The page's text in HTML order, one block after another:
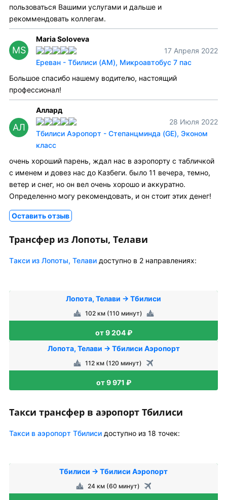
пользоваться Вашими услугами и дальше и
рекоммендовать коллегам.
MS
Maria Soloveva
17 Апреля 2022
Ереван - Тбилиси (AM), Микроавтобус 7 пас
Большое спасибо нашему водителю, настоящий
профессионал!
АЛ
Аллард
28 Июля 2022
Тбилиси Аэропорт - Степанцминда (GE), Эконом
класс
очень хороший парень, ждал нас в аэропорту с табличкой
с именем и довез нас до Казбеги. было 11 вечера, темно,
ветер и снег, но он вел очень хорошо и аккуратно.
Определенно могу рекомендовать, и он стоит этих денег!
Оставить отзыв
Трансфер из Лопоты, Телави
Tакси из Лопоты, Телави доступно в 2 направлениях:
Лопота, Телави → Тбилиси
102 км (110 минут)
от 9 204 ₽
Лопота, Телави → Тбилиси Аэропорт
112 км (120 минут)
от 9 971 ₽
Такси трансфер в аэропорт Тбилиси
Такси в аэропорт Тбилиси доступно из 18 точек:
Тбилиси → Тбилиси Аэропорт
24 км (60 минут)